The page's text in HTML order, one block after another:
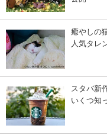
癒やしの
人気タレ
スタバ新
いくつ知